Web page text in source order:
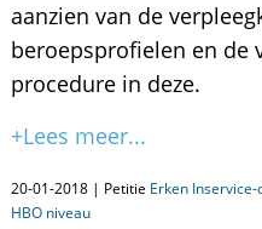
aanzien van de
beroepsprofielen en de
procedure in deze.
+Lees meer...
20-01-2018 | Petitie Erken
HBO niveau